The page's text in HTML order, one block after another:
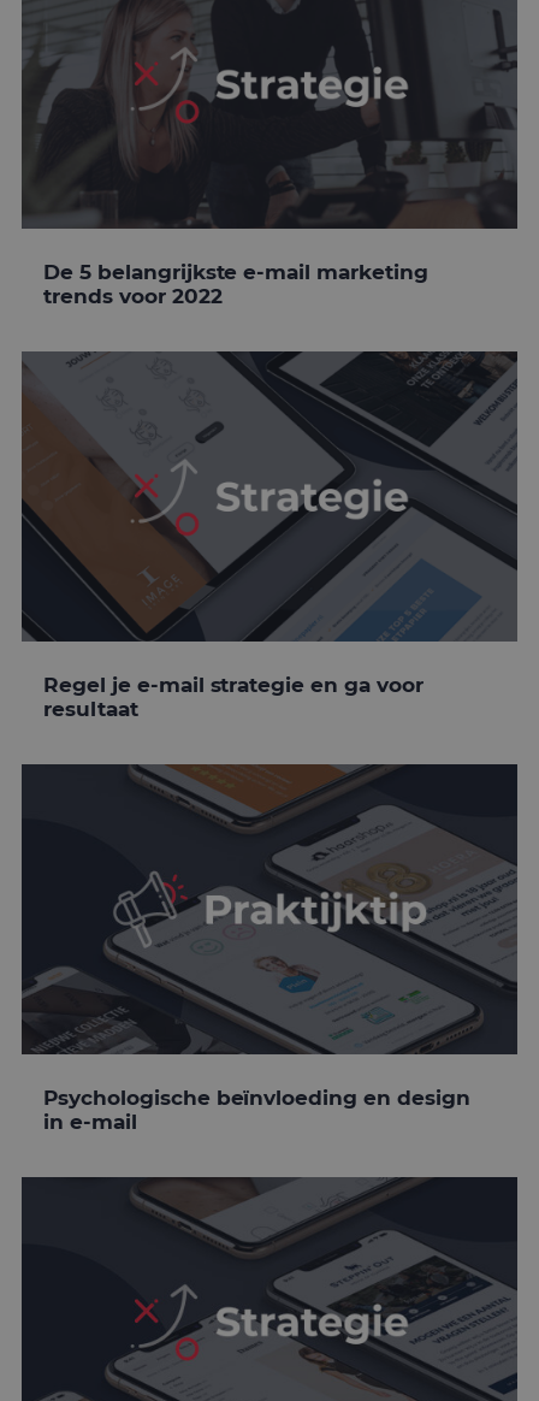
De 5 belangrijkste e-mail marketing
trends voor 2022
Regel je e-mail strategie en ga voor
resultaat
Psychologische beïnvloeding en design
in e-mail